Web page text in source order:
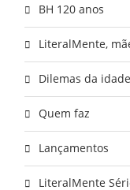
BH 120 anos
LiteralMente,
Dilemas da idade
Quem faz
Lançamentos
LiteralMente